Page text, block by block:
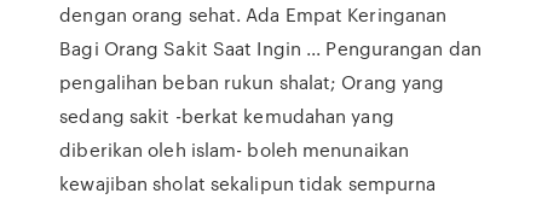
dengan orang sehat. Ada Empat Keringanan
Bagi Orang Sakit Saat Ingin ... Pengurangan dan
pengalihan beban rukun shalat; Orang yang
sedang sakit -berkat kemudahan yang
diberikan oleh islam- boleh menunaikan
kewajiban sholat sekalipun tidak sempurna